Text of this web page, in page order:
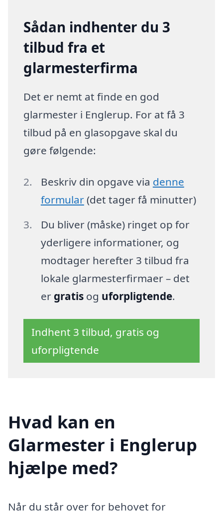
Sådan indhenter du 3
tilbud fra et
glarmesterfirma
Det er nemt at finde en god
glarmester i Englerup. For at få 3
tilbud på en glasopgave skal du
gøre følgende:
Beskriv din opgave via denne
formular(det tager få minutter)
Du bliver (måske) ringet op for
yderligere informationer, og
modtager herefter 3 tilbud fra
lokale glarmesterfirmaer – det
er gratisog uforpligtende.
Indhent 3 tilbud, gratis og
uforpligtende
Hvad kan en
Glarmester i Englerup
hjælpe med?
Når du står over for behovet for